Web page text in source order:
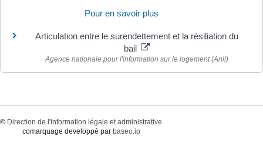
Pour en savoir plus
Articulation entre le surendettement et la résiliation du
bail
Agence nationale pour l'information sur le logement (Anil)
© Direction de l'information légale et administrative
comarquage developpé par baseo.io